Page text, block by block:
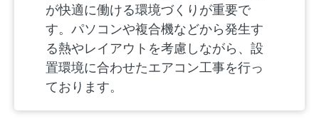
が快適に働ける環境づくりが重要で
す。パソコンや複合機などから発生す
る熱やレイアウトを考慮しながら、設
置環境に合わせたエアコン工事を行っ
ております。